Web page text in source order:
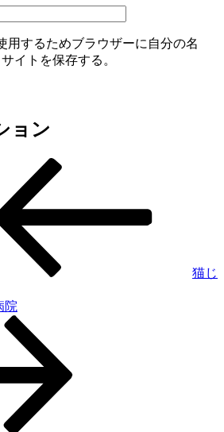
用するためブラウザーに自分の名
イトを保存する。
ョン
猫じ
院